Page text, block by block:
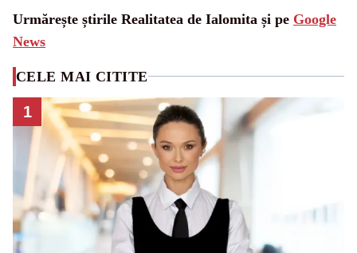
Urmărește știrile Realitatea de Ialomita și pe Google
News
CELE MAI CITITE
1